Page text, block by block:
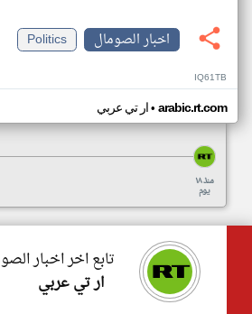
اخبار الصومال
Politics
IQ61TB
ار تي عربي• arabic.rt.com
منذ ١٨
يوم
تابع اخر اخبار
ار تي عربي